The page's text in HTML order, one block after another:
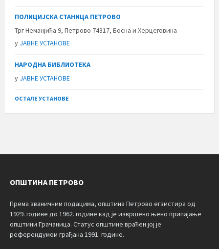
ПОЛИЦИЈСКА СТАНИЦА ПЕТРОВО
Трг Неманјића 9, Петрово 74317, Босна и Херцеговина
у ЈАВНЕ УСТАНОВЕ
НАРОДНА БИБЛИОТЕКА
у ЈАВНЕ УСТАНОВЕ
ОСТАЛЕ УСТАНОВЕ
ОПШТИНА ПЕТРОВО
Према званичним подацима, општина Петрово егзистира од
1929. године до 1962. године кад је извршено њено припајање
општини Грачаница. Статус општине враћен јој је
референдумом грађана 1991. године.